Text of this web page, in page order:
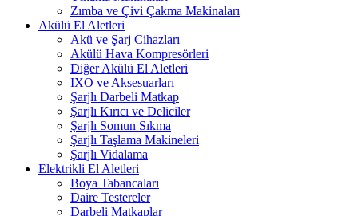
Zımba ve Çivi Çakma Makinaları
Akülü El Aletleri
Akü ve Şarj Cihazları
Akülü Hava Kompresörleri
Diğer Akülü El Aletleri
IXO ve Aksesuarları
Şarjlı Darbeli Matkap
Şarjlı Kırıcı ve Deliciler
Şarjlı Somun Sıkma
Şarjlı Taşlama Makineleri
Şarjlı Vidalama
Elektrikli El Aletleri
Boya Tabancaları
Daire Testereler
Darbeli Matkaplar